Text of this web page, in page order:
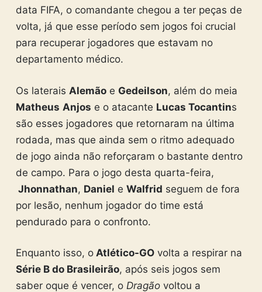
data FIFA, o comandante chegou a ter peças de
volta, já que esse período sem jogos foi crucial
para recuperar jogadores que estavam no
departamento médico.
Os laterais Alemãoe Gedeilson, além do meia
Matheus Anjos e o atacante Lucas Tocantins
são esses jogadores que retornaram na última
rodada, mas que ainda sem o ritmo adequado
de jogo ainda não reforçaram o bastante dentro
de campo. Para o jogo desta quarta-feira,
Jhonnathan, Daniel e Walfrid seguem de fora
por lesão, nenhum jogador do time está
pendurado para o confronto.
Enquanto isso, oAtlético-GOvolta a respirar na
Série B do Brasileirão, após seis jogos sem
saber oque é vencer, o Dragãovoltou a